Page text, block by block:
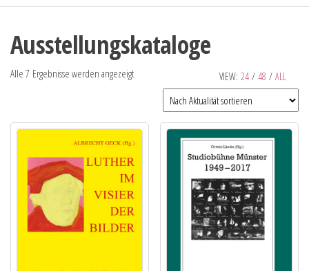
Ausstellungskataloge
VIEW: 24 / 48 / ALL
Alle 7 Ergebnisse werden angezeigt